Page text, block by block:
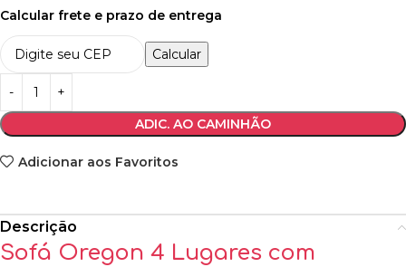
Calcular frete e prazo de entrega
Calcular
ADIC. AO CAMINHÃO
Adicionar aos Favoritos
Descrição
Sofá Oregon 4 Lugares com